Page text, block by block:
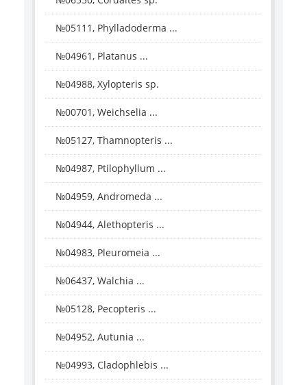
№05111, Phylladoderma ...
№04961, Platanus ...
№04988, Xylopteris sp.
№00701, Weichselia ...
№05127, Thamnopteris ...
№04987, Ptilophyllum ...
№04959, Andromeda ...
№04944, Alethopteris ...
№04983, Pleuromeia ...
№06437, Walchia ...
№05128, Pecopteris ...
№04952, Autunia ...
№04993, Cladophlebis ...